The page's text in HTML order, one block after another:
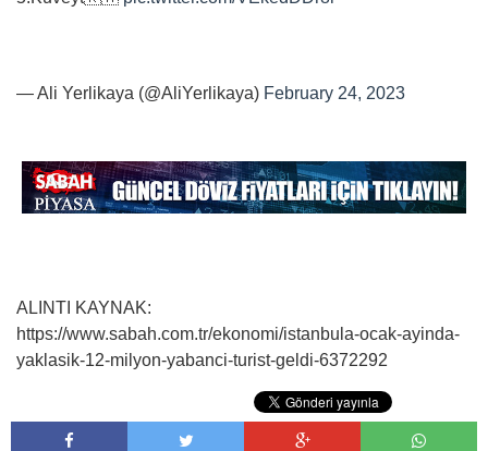
— Ali Yerlikaya (@AliYerlikaya) February 24, 2023
ALINTI KAYNAK:
https://www.sabah.com.tr/ekonomi/istanbula-ocak-ayinda-
yaklasik-12-milyon-yabanci-turist-geldi-6372292